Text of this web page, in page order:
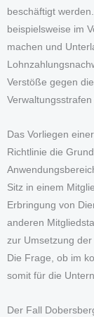
beschäftigt
beispielsweise im
machen und
Verstöße gegen
Das Vorliegen
Richtlinie die
Sitz in einem
Erbringung von
anderen
zur Umsetzung
Die Frage, ob im
somit für die
Der Fall